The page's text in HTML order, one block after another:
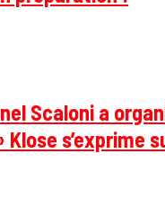
Scaloni a
s’exprime